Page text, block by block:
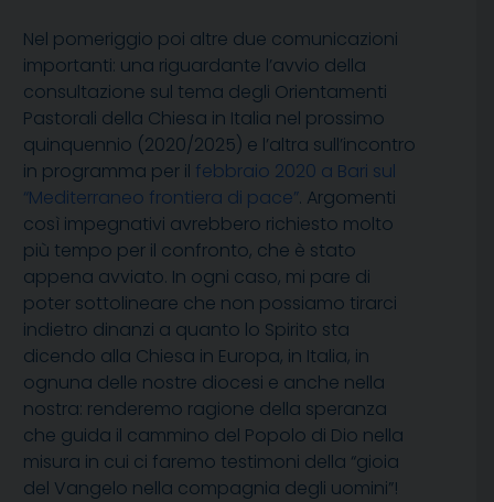
Nel pomeriggio poi altre due comunicazioni
importanti: una riguardante l’avvio della
consultazione sul tema degli Orientamenti
Pastorali della Chiesa in Italia nel prossimo
quinquennio (2020/2025) e l’altra sull’incontro
in programma per il febbraio 2020 a Bari sul
“Mediterraneo frontiera di pace”. Argomenti
così impegnativi avrebbero richiesto molto
più tempo per il confronto, che è stato
appena avviato. In ogni caso, mi pare di
poter sottolineare che non possiamo tirarci
indietro dinanzi a quanto lo Spirito sta
dicendo alla Chiesa in Europa, in Italia, in
ognuna delle nostre diocesi e anche nella
nostra: renderemo ragione della speranza
che guida il cammino del Popolo di Dio nella
misura in cui ci faremo testimoni della “gioia
del Vangelo nella compagnia degli uomini”!